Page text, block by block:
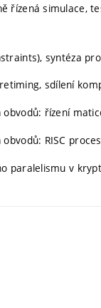
řízená simulace,
syntéza
sdílení
řízení
RISC
paralelismu v